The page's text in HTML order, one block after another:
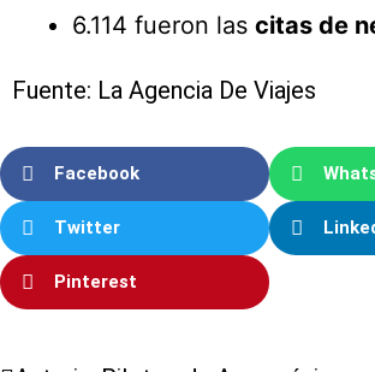
6.114 fueron las citas de
Fuente: La Agencia De Viajes
Facebook
Twitter
Pinterest